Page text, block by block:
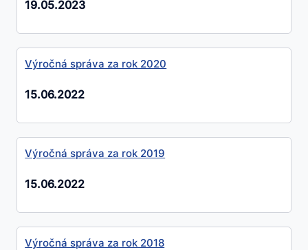
19.05.2023
Výročná správa za rok 2020
15.06.2022
Výročná správa za rok 2019
15.06.2022
Výročná správa za rok 2018